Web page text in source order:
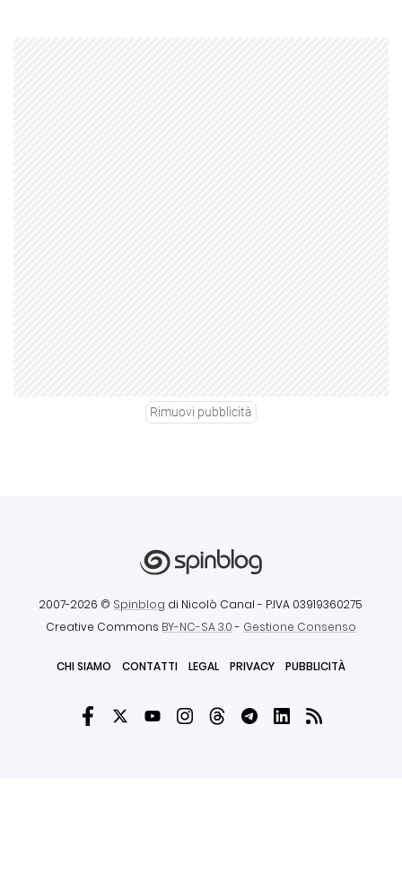
Rimuovi pubblicità
2007-2026 © Spinblog di Nicolò Canal - P.IVA 03919360275
Creative Commons BY-NC-SA 3.0- Gestione Consenso
CHI SIAMO CONTATTI LEGAL PRIVACY PUBBLICITÀ